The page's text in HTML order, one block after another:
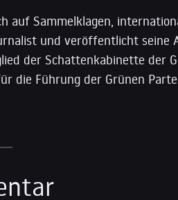
auf Sammelklagen,
und veröffentlicht seine
der Schattenkabinette der
die Führung der Grünen